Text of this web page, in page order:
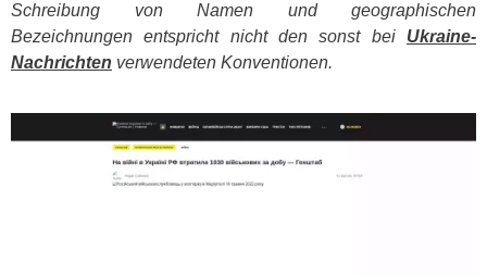
Schreibung von Namen und geographischen
Bezeichnungen entspricht nicht den sonst bei Ukraine-
Nachrichten verwendeten Konventionen.